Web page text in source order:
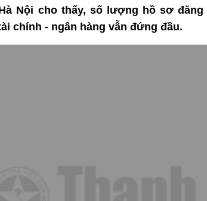
Nội cho thấy, số lượng hồ sơ
chính - ngân hàng vẫn đứng đầu.